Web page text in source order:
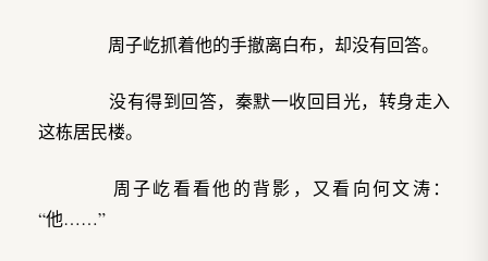
周子屹抓着他的手撤离白布，却没有回答。
没有得到回答，秦默一收回目光，转身走入
这栋居民楼。
周子屹看看他的背影，又看向何文涛：
“他……”